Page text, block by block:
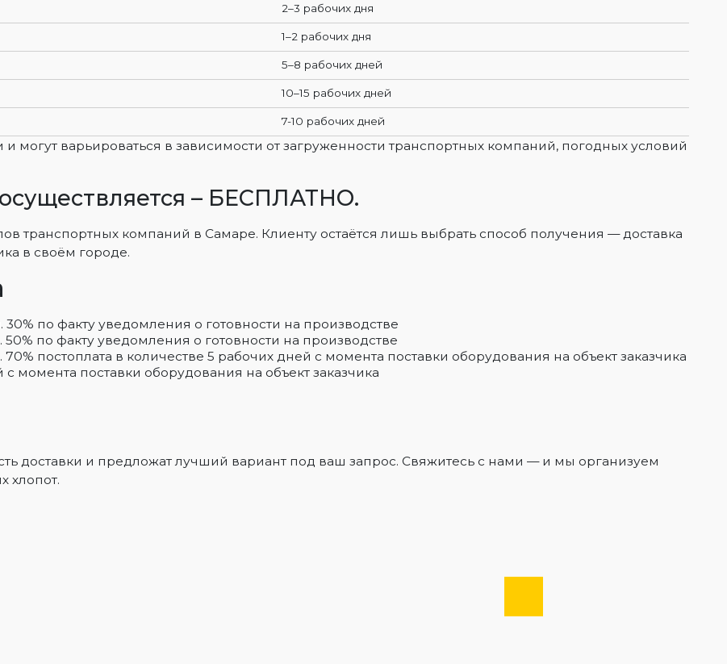
2–3 рабочих дня
1–2 рабочих дня
5–8 рабочих дней
10–15 рабочих дней
7-10 рабочих дней
варьироваться в зависимости от загруженности транспортных компаний, погодных условий
– БЕСПЛАТНО.
транспортных компаний в Самаре. Клиенту остаётся лишь выбрать способ получения — доставка
в своём городе.
по факту уведомления о готовности на производстве
по факту уведомления о готовности на производстве
постоплата в количестве 5 рабочих дней с момента поставки оборудования на объект заказчика
момента поставки оборудования на объект заказчика
доставки и предложат лучший вариант под ваш запрос. Свяжитесь с нами — и мы организуем
хлопот.